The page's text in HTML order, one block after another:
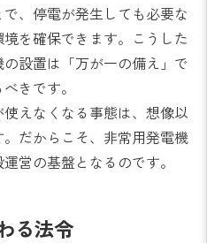
、停電が発生しても必要な
を確保できます。こうした
設置は「万が一の備え」で
きです。
えなくなる事態は、想像以
だからこそ、非常用発電機
営の基盤となるのです。
る法令